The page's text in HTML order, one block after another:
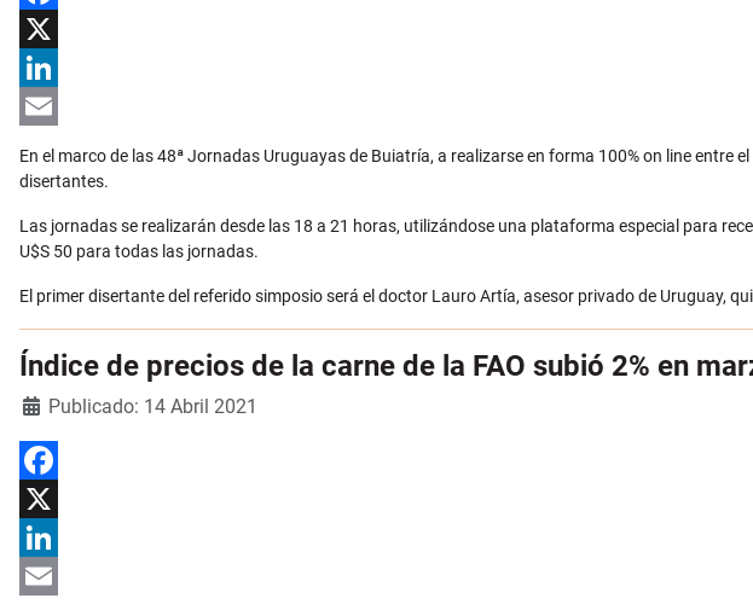
Facebook
X
LinkedIn
Email
En el marco de las 48ª Jornadas Uruguayas de Buiatría, a realizarse en forma 100% on line
disertantes.
Las jornadas se realizarán desde las 18 a 21 horas, utilizándose una plataforma especial para
U$S 50 para todas las jornadas.
El primer disertante del referido simposio será el doctor Lauro Artía, asesor privado de Uruguay,
Índice de precios de la carne de la FAO subió 2% en
DetallesPublicado: 14 Abril 2021
Facebook
X
LinkedIn